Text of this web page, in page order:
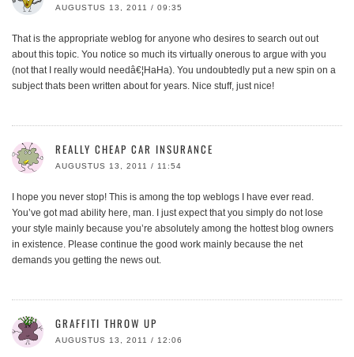
AUGUSTUS 13, 2011 / 09:35
That is the appropriate weblog for anyone who desires to search out out
about this topic. You notice so much its virtually onerous to argue with you
(not that I really would needâ€¦HaHa). You undoubtedly put a new spin on a
subject thats been written about for years. Nice stuff, just nice!
REALLY CHEAP CAR INSURANCE
AUGUSTUS 13, 2011 / 11:54
I hope you never stop! This is among the top weblogs I have ever read.
You’ve got mad ability here, man. I just expect that you simply do not lose
your style mainly because you’re absolutely among the hottest blog owners
in existence. Please continue the good work mainly because the net
demands you getting the news out.
GRAFFITI THROW UP
AUGUSTUS 13, 2011 / 12:06